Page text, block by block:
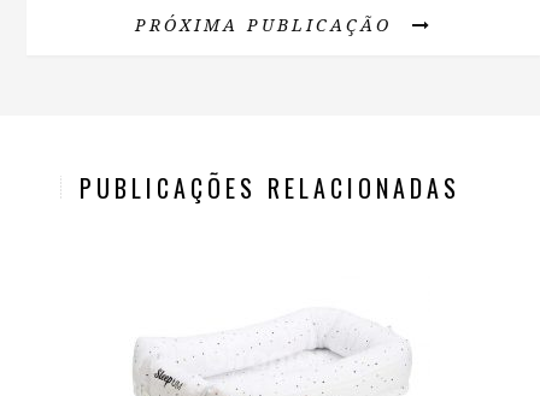
PRÓXIMA PUBLICAÇÃO
PUBLICAÇÕES RELACIONADAS